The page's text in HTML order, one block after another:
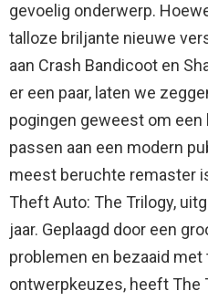
gevoelig onderwerp.
talloze briljante nieuwe
aan Crash Bandicoot en
er een paar, laten we
pogingen geweest om
passen aan een modern
meest beruchte remaster
Theft Auto: The Trilogy,
jaar. Geplaagd door een
problemen en bezaaid
ontwerpkeuzes, heeft The